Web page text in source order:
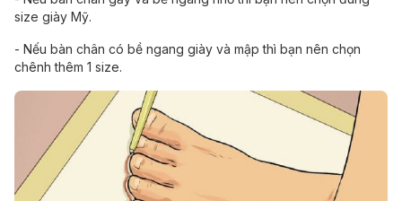
size giày Mỹ.
- Nếu bàn chân có bề ngang giày và mập thì bạn nên chọn
chênh thêm 1 size.